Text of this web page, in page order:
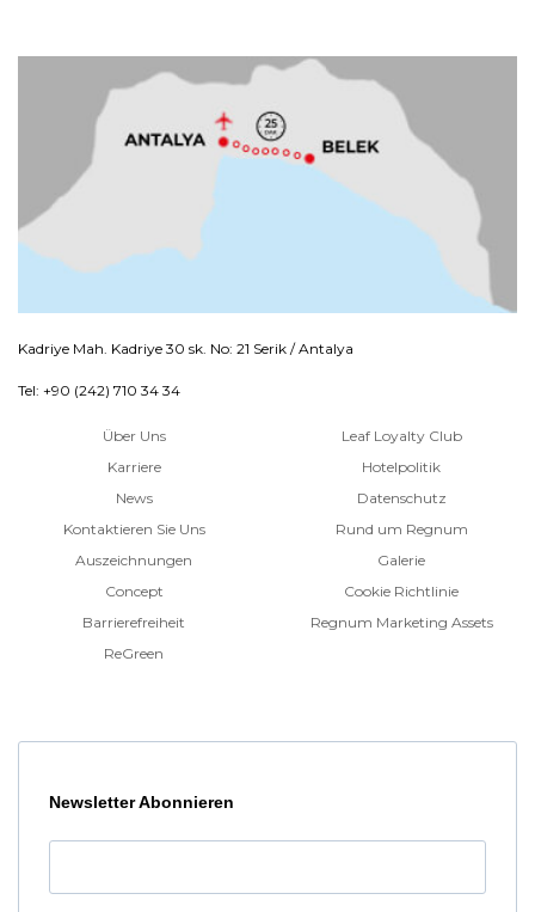
Kadriye Mah. Kadriye 30 sk. No: 21 Serik / Antalya
Tel: +90 (242) 710 34 34
Über Uns
Karriere
News
Kontaktieren Sie Uns
Auszeichnungen
Concept
Barrierefreiheit
ReGreen
Leaf Loyalty Club
Hotelpolitik
Datenschutz
Rund um Regnum
Galerie
Cookie Richtlinie
Regnum Marketing Assets
Newsletter Abonnieren